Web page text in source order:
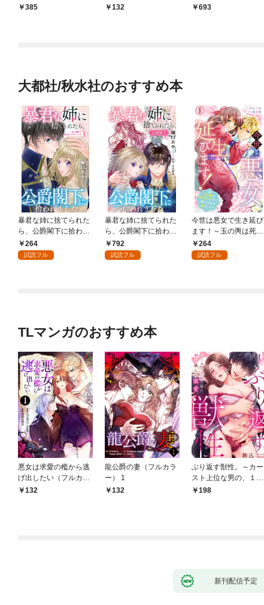
385
ッスン【分冊版】1
132
ッスン
693
大都社/秋水社のおすすめ本
暴君な姉に捨てられた
ら、公爵閣下に拾われ
ました 1 美しき姉暴君
ジャクリーン【電子限
264
試読フル
暴君な姉に捨てられた
ら、公爵閣下に拾われ
ました【合冊版】1
792
試読フル
今世は悪女で生き延び
ます！～玉の輿は死亡
フラグなので、落ちこ
ぼれを婿にします～ 1
264
試読フル
TLマンガのおすすめ本
悪女は求愛の檻から逃
げ出したい（フルカラ
ー） 1
132
龍公爵の妻（フルカラ
ー） 1
132
ぶり返す獣性。～カー
スト上位な男の、１０
年越しの激愛１
198
新刊配信予定